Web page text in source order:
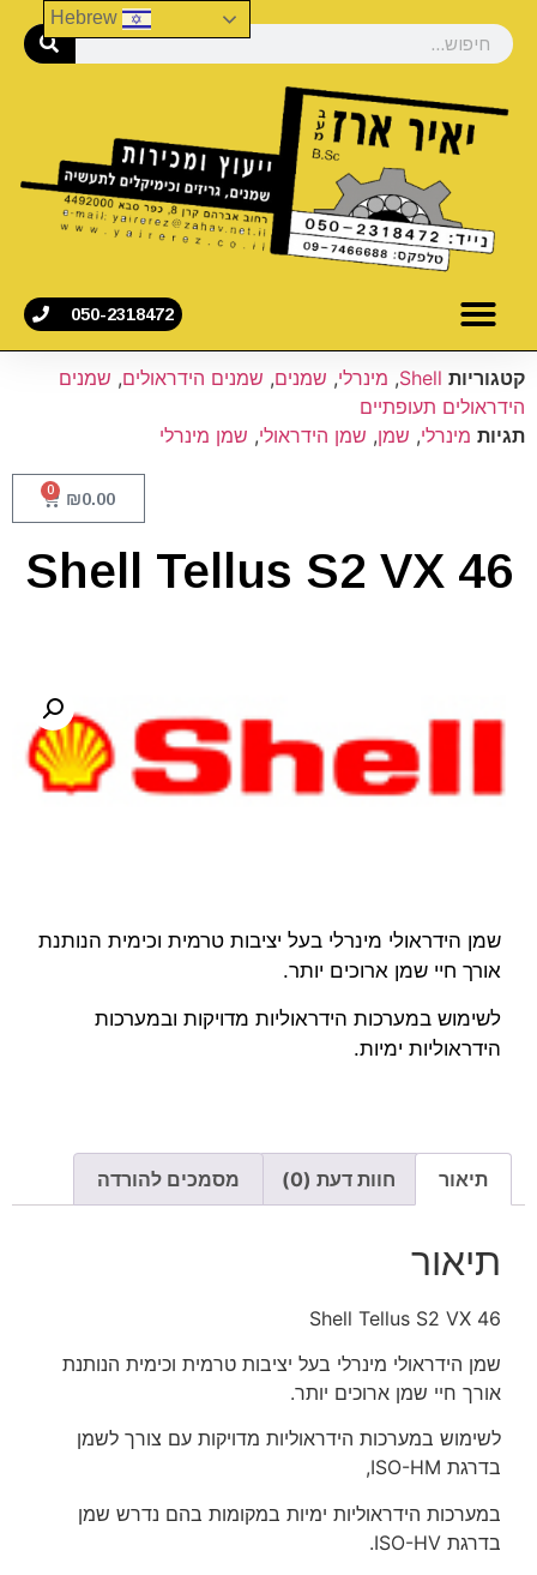
050-2318472
קטגוריות Shell
, מינרלי, שמנים, שמנים הידראולים, שמנים
הידראולים תעופתיים
תגיות מינרלי, שמן, שמן הידראולי, שמן מינרלי
₪0.00
0
Shell Tellus S2 VX 46
שמן הידראולי מינרלי בעל יציבות טרמית וכימית הנותנת
אורך חיי שמן ארוכים יותר.
לשימוש במערכות הידראוליות מדויקות ובמערכות
הידראוליות ימיות.
תיאור חוות דעת (0) מסמכים להורדה
תיאור
Shell Tellus S2 VX 46
שמן הידראולי מינרלי בעל יציבות טרמית וכימית הנותנת
אורך חיי שמן ארוכים יותר.
לשימוש במערכות הידראוליות מדויקות עם צורך לשמן
בדרגת ISO-HM,
במערכות הידראוליות ימיות במקומות בהם נדרש שמן
בדרגת ISO-HV.
Hebrew